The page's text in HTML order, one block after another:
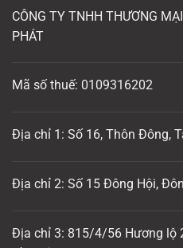
CÔNG TY TNHH THƯƠNG
PHÁT
Mã số thuế: 0109316202
Địa chỉ 1: Số 16, Thôn Đông,
Địa chỉ 2: Số 15 Đông Hội,
Địa chỉ 3: 815/4/56 Hương lộ